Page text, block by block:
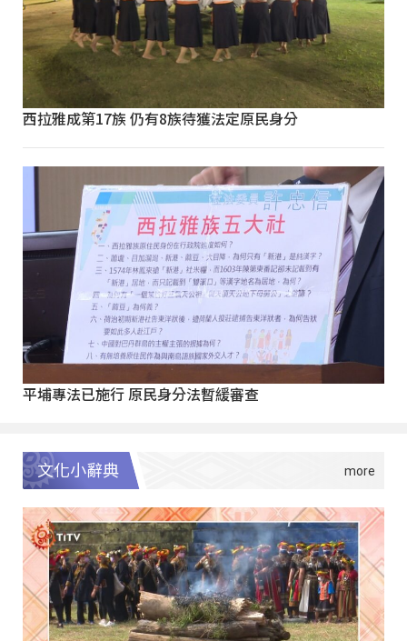
西拉雅成第17族 仍有8族待獲法定原民身分
平埔專法已施行 原民身分法暫緩審查
文化小辭典